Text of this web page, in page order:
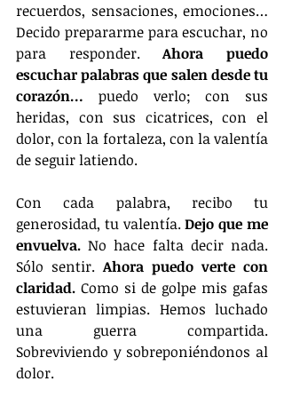
recuerdos, sensaciones, emociones…
Decido prepararme para escuchar, no
para responder. Ahora puedo
escuchar palabras que salen desde tu
corazón… puedo verlo; con sus
heridas, con sus cicatrices, con el
dolor, con la fortaleza, con la valentía
de seguir latiendo.
Con cada palabra, recibo tu
generosidad, tu valentía. Dejo que me
envuelva. No hace falta decir nada.
Sólo sentir. Ahora puedo verte con
claridad. Como si de golpe mis gafas
estuvieran limpias. Hemos luchado
una guerra compartida.
Sobreviviendo y sobreponiéndonos al
dolor.